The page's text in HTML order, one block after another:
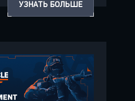
УЗНАТЬ БОЛЬШЕ